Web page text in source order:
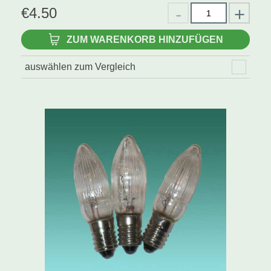
€4.50
ZUM WARENKORB HINZUFÜGEN
auswählen zum Vergleich